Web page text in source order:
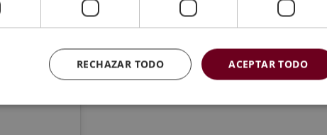
ACEPTAR TODO
RECHAZAR TODO